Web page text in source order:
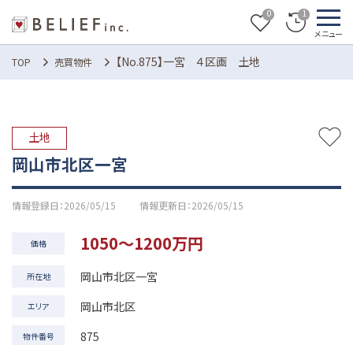
0 1
TOP 売買物件 【No.875】一宮 ４区画 土地
土地
岡山市北区一宮
2026/05/15 2026/05/15
価格 1050～1200
所在地 岡山市北区一宮
エリア 岡山市北区
物件番号 875